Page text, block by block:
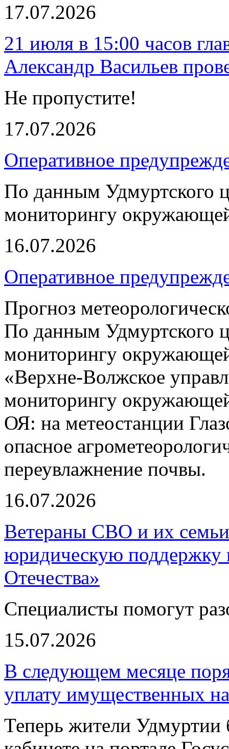
17.07.2026
21 июля в 15:00 часов
Александр Васильев
Не пропустите!
17.07.2026
Оперативное
По данным Удмуртского
мониторингу
16.07.2026
Оперативное
Прогноз
По данным Удмуртского
мониторингу
«Верхне-Волжское
мониторингу
ОЯ: на метеостанции
опасное
переувлажнение почвы.
16.07.2026
Ветераны СВО и их
юридическую
Отечества»
Специалисты помогут
15.07.2026
В следующем месяце
уплату имущественных
Теперь жители Удмуртии